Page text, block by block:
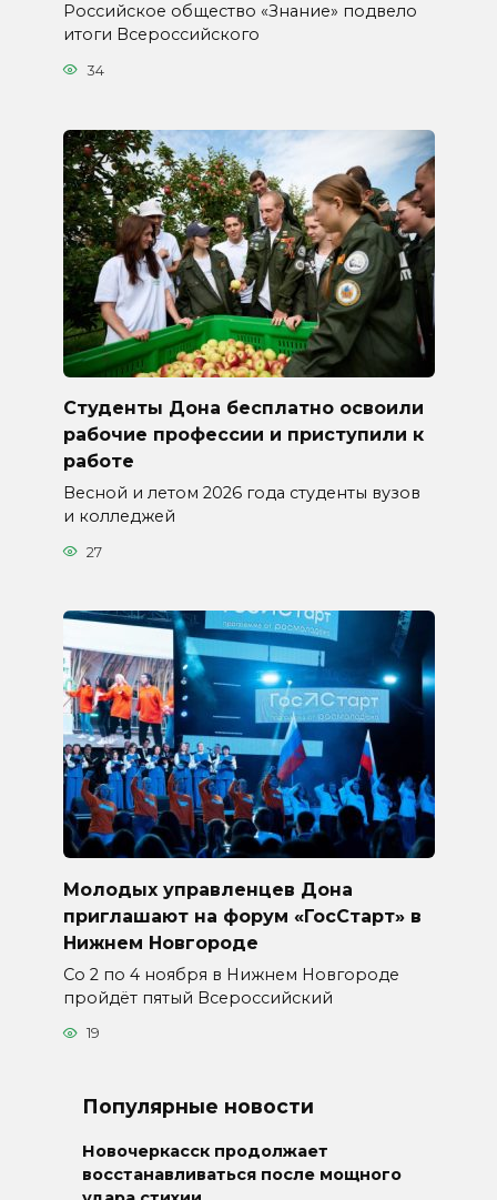
Российское общество «Знание» подвело
итоги Всероссийского
34
Студенты Дона бесплатно освоили
рабочие профессии и приступили к
работе
Весной и летом 2026 года студенты вузов
и колледжей
27
Молодых управленцев Дона
приглашают на форум «ГосСтарт» в
Нижнем Новгороде
Со 2 по 4 ноября в Нижнем Новгороде
пройдёт пятый Всероссийский
19
Популярные новости
Новочеркасск продолжает
восстанавливаться после мощного